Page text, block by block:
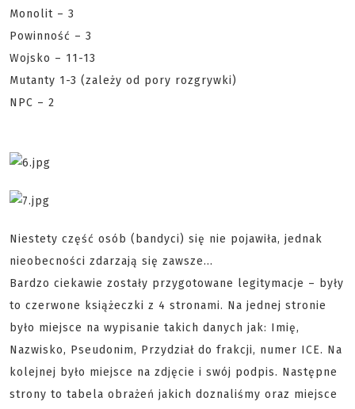
Monolit – 3
Powinność – 3
Wojsko – 11-13
Mutanty 1-3 (zależy od pory rozgrywki)
NPC – 2
Niestety część osób (bandyci) się nie pojawiła, jednak
nieobecności zdarzają się zawsze...
Bardzo ciekawie zostały przygotowane legitymacje – były
to czerwone książeczki z 4 stronami. Na jednej stronie
było miejsce na wypisanie takich danych jak: Imię,
Nazwisko, Pseudonim, Przydział do frakcji, numer ICE. Na
kolejnej było miejsce na zdjęcie i swój podpis. Następne
strony to tabela obrażeń jakich doznaliśmy oraz miejsce